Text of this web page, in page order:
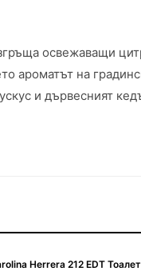
освежаващи
ароматът на
и дървесният